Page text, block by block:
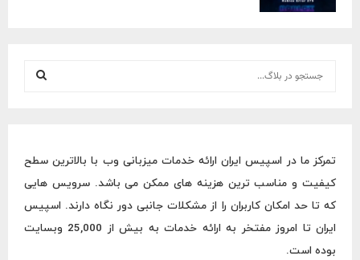
h
f
o
r
:
R
C
تمرکز ما در اسپیس ایران ارائه خدمات میزبانی وب با بالاترین سطح
کیفیت و مناسب ترین هزینه های ممکن می باشد. سرویس هایی
که تا حد امکان کاربران را از مشکلات جانبی دور نگاه دارند. اسپیس
ایران تا امروز مفتخر به ارائه خدمات به بیش از 25,000 وبسایت
بوده است.